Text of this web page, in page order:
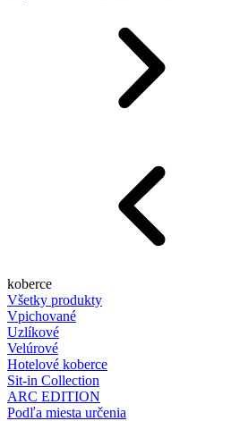
koberce
Všetky produkty
Vpichované
Uzlíkové
Velúrové
Hotelové koberce
Sit-in Collection
ARC EDITION
Podľa miesta určenia